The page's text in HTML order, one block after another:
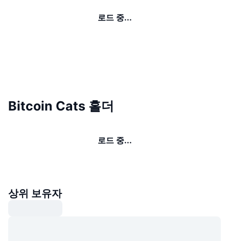
로드 중...
Bitcoin Cats 홀더
로드 중...
상위 보유자